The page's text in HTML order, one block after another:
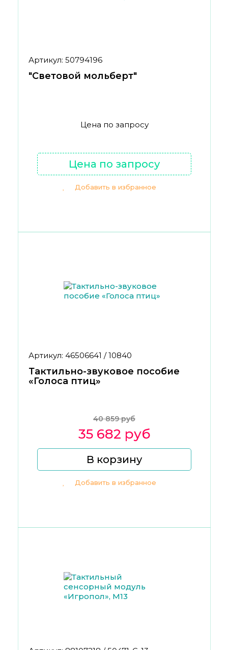
Артикул: 50794196
"Световой мольберт"
Цена по запросу
Цена по запросу
Добавить в избранное
Артикул: 46506641 / 10840
Тактильно-звуковое пособие
«Голоса птиц»
40 859 руб
35 682 руб
В корзину
Добавить в избранное